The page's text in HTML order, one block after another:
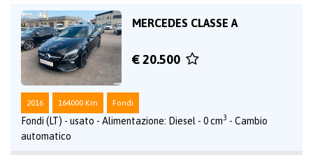
MERCEDES CLASSE A
€ 20.500
2016 164000 Km Fondi
Fondi (LT) - usato - Alimentazione: Diesel - 0 cm3 - Cambio
automatico